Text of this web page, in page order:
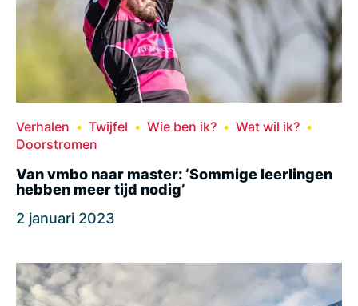
Verhalen Twijfel Wie ben ik?
Wat wil ik?
Doorstromen
Van vmbo naar master: ‘Sommige leerlingen
hebben meer tijd nodig’
2 januari 2023